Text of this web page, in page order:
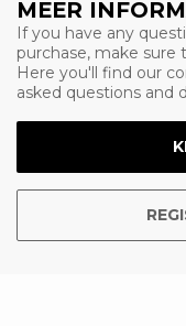
MEER
If you have any
purchase, make sure
Here you'll find our
asked questions and